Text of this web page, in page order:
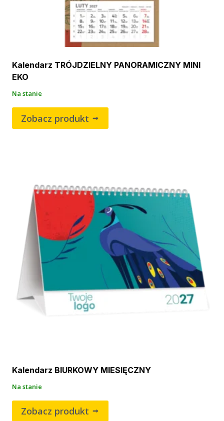
Kalendarz TRÓJDZIELNY PANORAMICZNY MINI
EKO
Na stanie
Zobacz produkt
Kalendarz BIURKOWY MIESIĘCZNY
Na stanie
Zobacz produkt